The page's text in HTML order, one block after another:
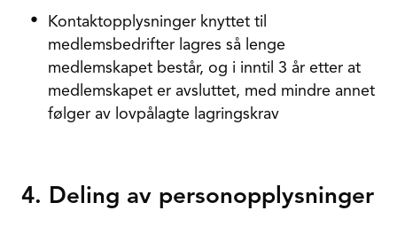
Kontaktopplysninger knyttet til
medlemsbedrifter lagres så lenge
medlemskapet består, og i inntil 3 år etter at
medlemskapet er avsluttet, med mindre annet
følger av lovpålagte lagringskrav
4. Deling av personopplysninger